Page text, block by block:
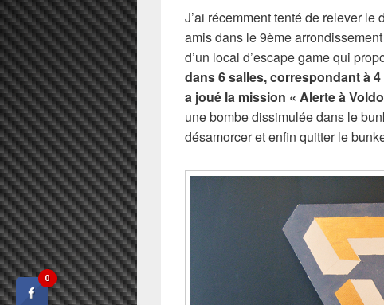
J’ai récemment tenté de relever
amis dans le 9ème
d’un local d’escape game qui
dans 6 salles, correspondant à
a joué la mission « Alerte à
une bombe dissimulée dans le
désamorcer et enfin quitter le
0